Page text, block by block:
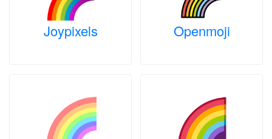
Joypixels Openmoji